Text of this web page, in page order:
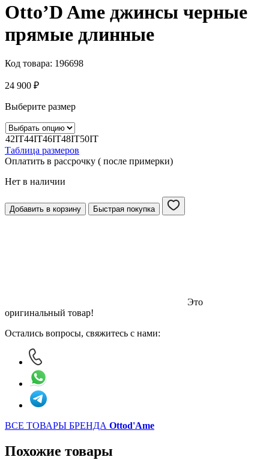
Otto’D Ame джинсы черные
прямые длинные
Код товара: 196698
24 900 ₽
Выберите размер
42IT44IT46IT48IT50IT
Таблица размеров
Оплатить в рассрочку ( после примерки)
Нет в наличии
Добавить в корзину Быстрая покупка
Это
оригинальный товар!
Остались вопросы, свяжитесь с нами:
ВСЕ ТОВАРЫ БРЕНДА Ottod'Ame
Похожие товары